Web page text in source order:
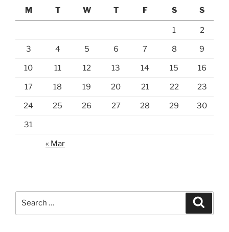
M
T W T F S S
1 2
3 4 5 6 7 8 9
10 11 12 13 14 15 16
17 18 19 20 21 22 23
24 25 26 27 28 29 30
31
« Mar